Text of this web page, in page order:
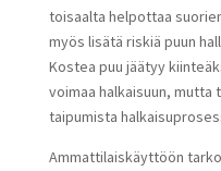
toisaalta helpottaa
myös lisätä riskiä puun
Kostea puu jäätyy
voimaa halkaisuun, mutta
taipumista
Ammattilaiskäyttöön